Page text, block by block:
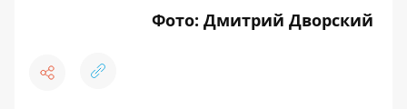
Фото: Дмитрий Дворский